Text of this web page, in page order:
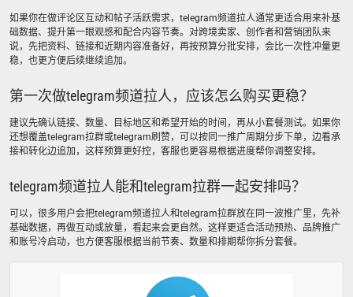
如果你在做评论区互动和帖子活跃需求，telegram频道拉人通常更适合用来补基
础数据、提升第一眼观感和配合内容节奏。对跨境卖家、创作者和营销团队来
说，先把资料、链接和近期内容准备好，再按预算分批安排，会比一次性冲量更
稳，也更方便后续继续追加。
第一次做telegram频道拉人，应该怎么购买更稳？
建议先确认链接、数量、目标地区和希望开始的时间，再从小套餐测试。如果你
还想覆盖telegram拉群或telegram刷赞，可以按同一推广周期分步下单，边看承
接和转化边追加，这样预算更好控，客服也更容易根据进度帮你调整安排。
telegram频道拉人能和telegram拉群一起安排吗？
可以，很多用户会把telegram频道拉人和telegram拉群放在同一波推广里，先补
基础数据，再做互动或放量，看起来会更自然。这样更适合活动预热、品牌推广
和账号冷启动，也方便客服根据当前节奏、数量和排期帮你拆分套餐。